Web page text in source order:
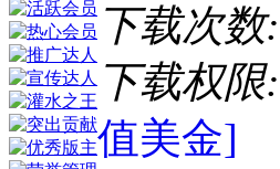
下载次数:
下载权限:
值美金]